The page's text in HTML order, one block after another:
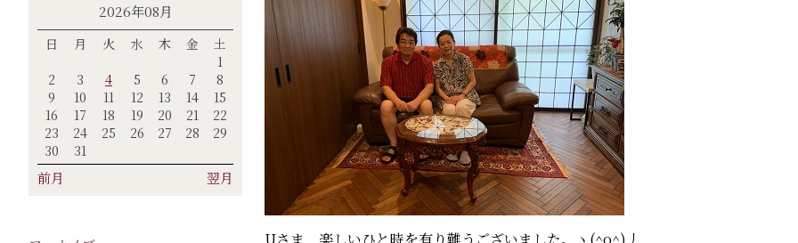
2026年08月
日 月 火 水 木 金
土
1
2
3 4 5 6 7
8
9
10 11 12 13 14
15
16
17 18 19 20 21
22
23
24 25 26 27 28
29
30
31
前月 翌月